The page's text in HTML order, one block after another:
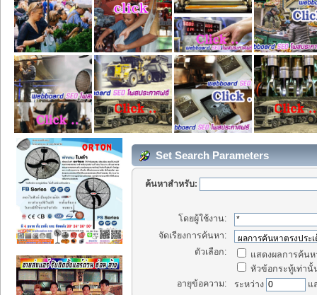
Set Search Parameters
ค้นหาสำหรับ:
โดยผู้ใช้งาน:
จัดเรียงการค้นหา:
ตัวเลือก:
แสดงผลการค้น
หัวข้อกระทู้เท่านั้
อายุข้อความ:
ระหว่าง แ